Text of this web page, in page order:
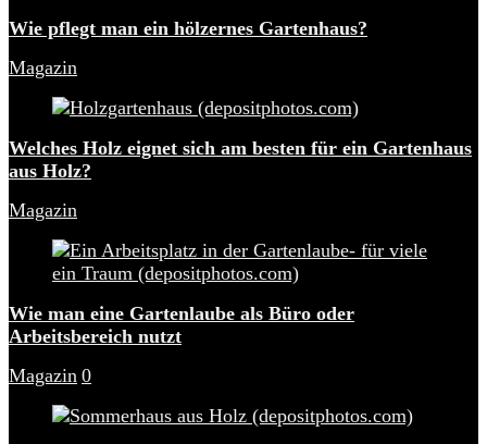
Wie pflegt man ein hölzernes Gartenhaus?
Magazin
Welches Holz eignet sich am besten für ein Gartenhaus
aus Holz?
Magazin
Wie man eine Gartenlaube als Büro oder
Arbeitsbereich nutzt
Magazin 0